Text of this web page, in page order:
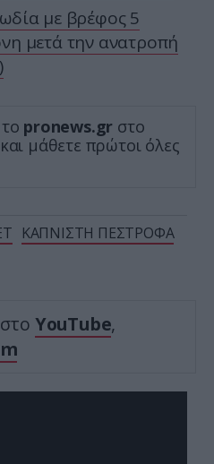
με βρέφος 5
μετά την ανατροπή
pronews.gr στο
μάθετε πρώτοι όλες
ΚΑΠΝΙΣΤΗ ΠΕΣΤΡΟΦΑ
YouTube,